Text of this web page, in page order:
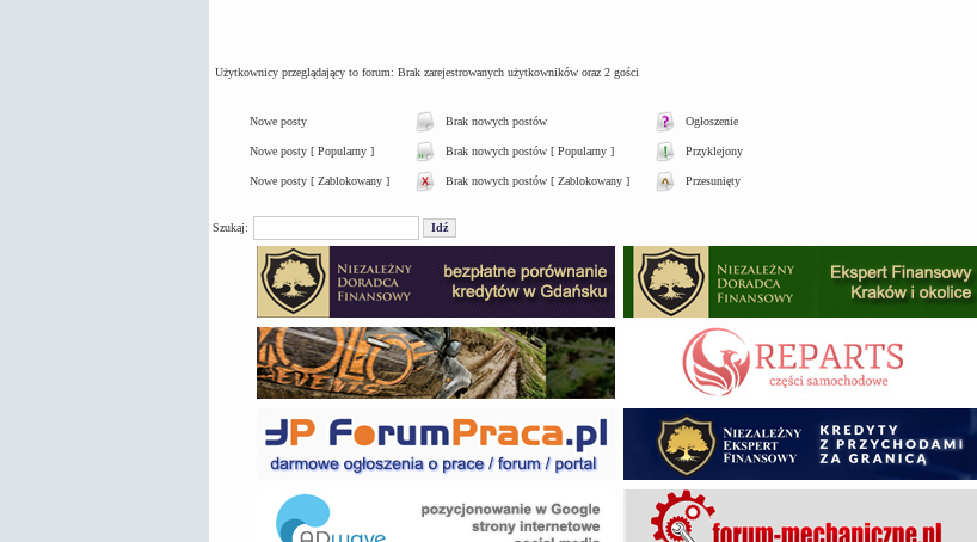
Użytkownicy przeglądający to forum: Brak zarejestrowanych użytkowników oraz 2 gości
Nowe posty Brak nowych postów Ogłoszenie
Nowe posty [ Popularny ] Brak nowych postów [ Popularny ] Przyklejony
Nowe posty [ Zablokowany ] Brak nowych postów [ Zablokowany ] Przesunięty
Szukaj: